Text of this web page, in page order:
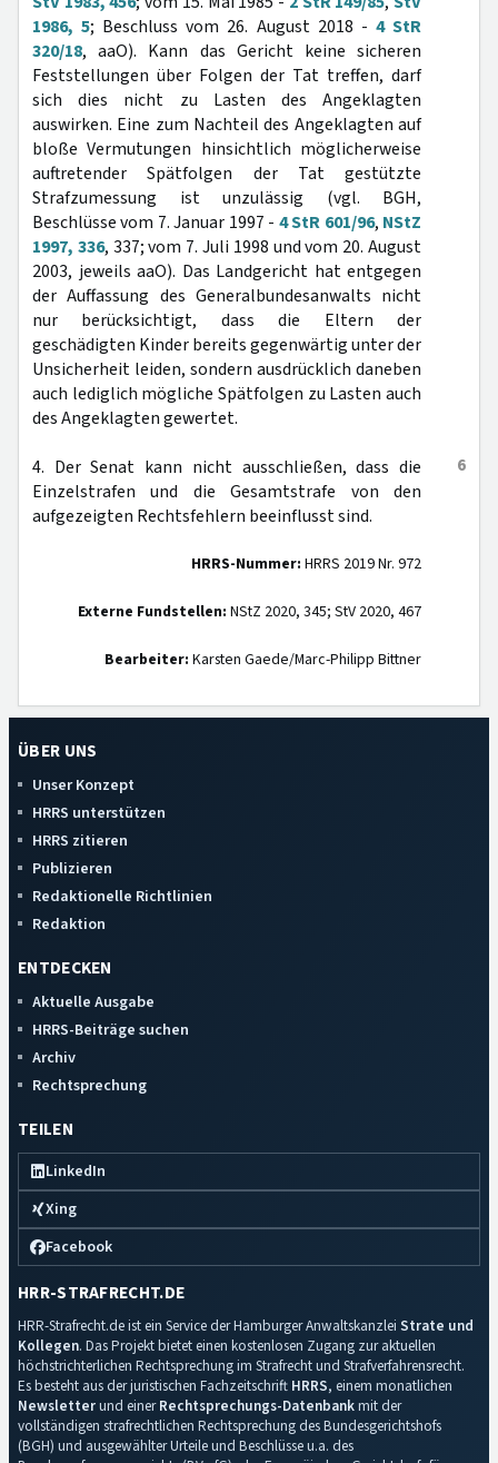
1986, 5; Beschluss vom 26. August 2018 - 4 StR
320/18, aaO). Kann das Gericht keine sicheren
Feststellungen über Folgen der Tat treffen, darf
sich dies nicht zu Lasten des Angeklagten
auswirken. Eine zum Nachteil des Angeklagten auf
bloße Vermutungen hinsichtlich möglicherweise
auftretender Spätfolgen der Tat gestützte
Strafzumessung ist unzulässig (vgl. BGH,
Beschlüsse vom 7. Januar 1997 - 4 StR 601/96, NStZ
1997, 336, 337; vom 7. Juli 1998 und vom 20. August
2003, jeweils aaO). Das Landgericht hat entgegen
der Auffassung des Generalbundesanwalts nicht
nur berücksichtigt, dass die Eltern der
geschädigten Kinder bereits gegenwärtig unter der
Unsicherheit leiden, sondern ausdrücklich daneben
auch lediglich mögliche Spätfolgen zu Lasten auch
des Angeklagten gewertet.
6
4. Der Senat kann nicht ausschließen, dass die
Einzelstrafen und die Gesamtstrafe von den
aufgezeigten Rechtsfehlern beeinflusst sind.
HRRS-Nummer: HRRS 2019 Nr. 972
Externe Fundstellen: NStZ 2020, 345; StV 2020, 467
Bearbeiter: Karsten Gaede/Marc-Philipp Bittner
ÜBER UNS
Unser Konzept
HRRS unterstützen
HRRS zitieren
Publizieren
Redaktionelle Richtlinien
Redaktion
ENTDECKEN
Aktuelle Ausgabe
HRRS-Beiträge suchen
Archiv
Rechtsprechung
TEILEN
LinkedIn
Xing
Facebook
HRR-STRAFRECHT.DE
HRR-Strafrecht.de ist ein Service der Hamburger Anwaltskanzlei Strate und
Kollegen. Das Projekt bietet einen kostenlosen Zugang zur aktuellen
höchstrichterlichen Rechtsprechung im Strafrecht und Strafverfahrensrecht.
Es besteht aus der juristischen Fachzeitschrift HRRS, einem monatlichen
Newsletterund einerRechtsprechungs-Datenbankmit der
vollständigen strafrechtlichen Rechtsprechung des Bundesgerichtshofs
(BGH) und ausgewählter Urteile und Beschlüsse u.a. des